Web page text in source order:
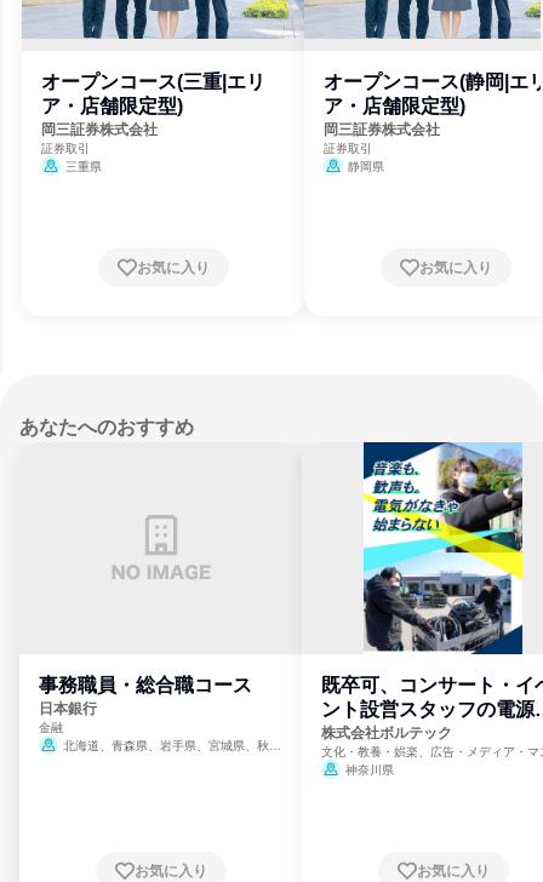
オープンコース(三重|エリ
ア・店舗限定型)
岡三証券株式会社
証券取引
三重県
お気に入り
オープンコース(静岡|エ
ア・店舗限定型)
岡三証券株式会社
証券取引
静岡県
お気に入り
あなたへのおすすめ
事務職員・総合職コース
日本銀行
金融
北海道、青森県、岩手県、宮城県、秋田
崎県、熊本県、大分県、宮崎県、鹿児島県、
お気に入り
既卒可、コンサート・イ
ント設営スタッフの電源
門
株式会社ボルテック
文化・教養・娯楽、広告・メディア・マ
ミ、電力・ガス・水道・エネルギー
神奈川県
お気に入り